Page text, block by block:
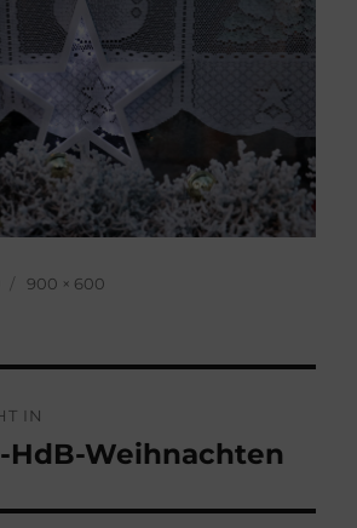
Originalgröße
900 × 600
IN
HdB-Weihnachten